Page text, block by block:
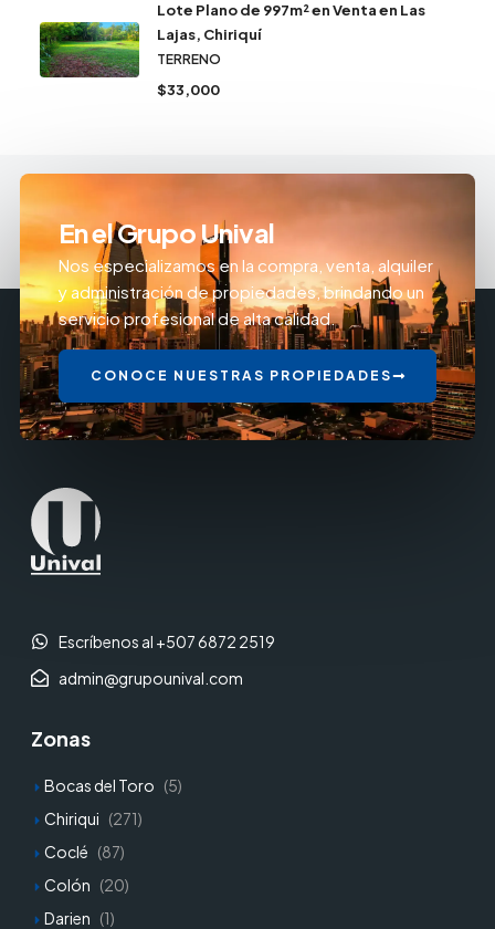
Lote Plano de 997m² en Venta en Las
Lajas, Chiriquí
TERRENO
$33,000
En el Grupo Unival
Nos especializamos en la compra, venta, alquiler
y administración de propiedades, brindando un
servicio profesional de alta calidad.
CONOCE NUESTRAS PROPIEDADES
Escríbenos al +507 6872 2519
admin@grupounival.com
Zonas
Bocas del Toro (5)
Chiriqui (271)
Coclé (87)
Colón (20)
Darien (1)